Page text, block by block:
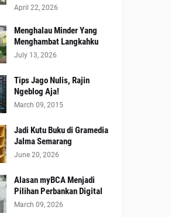
April 22, 2026
Menghalau Minder Yang
Menghambat Langkahku
July 13, 2026
Tips Jago Nulis, Rajin
Ngeblog Aja!
March 09, 2015
Jadi Kutu Buku di Gramedia
Jalma Semarang
June 20, 2026
Alasan myBCA Menjadi
Pilihan Perbankan Digital
March 09, 2026